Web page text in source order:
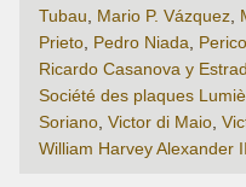
Tubau
Mario P. Vázquez
Prieto Pedro Niada
Ricardo Casanova y
Société des plaques
Soriano Victor di Maio
William Harvey Alexander II